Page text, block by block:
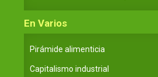
En Varios
Pirámide alimenticia
Capitalismo industrial